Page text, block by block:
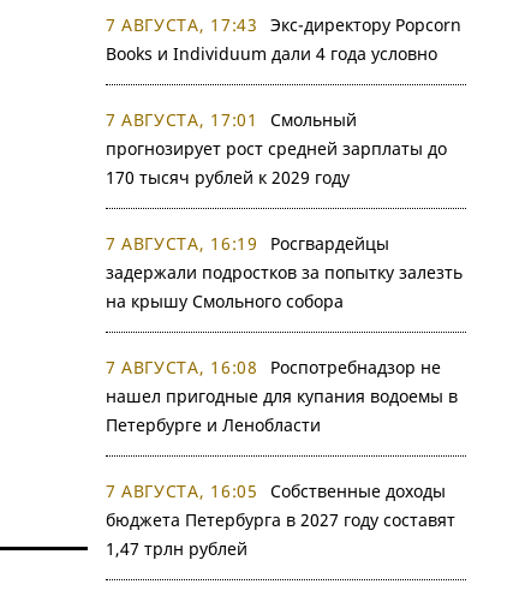
7 АВГУСТА, 17:43
Экс-директору Popcorn
Books и Individuum дали 4 года условно
7 АВГУСТА, 17:01
Смольный
прогнозирует рост средней зарплаты до
170 тысяч рублей к 2029 году
7 АВГУСТА, 16:19
Росгвардейцы
задержали подростков за попытку залезть
на крышу Смольного собора
7 АВГУСТА, 16:08
Роспотребнадзор не
нашел пригодные для купания водоемы в
Петербурге и Ленобласти
7 АВГУСТА, 16:05
Собственные доходы
бюджета Петербурга в 2027 году составят
1,47 трлн рублей